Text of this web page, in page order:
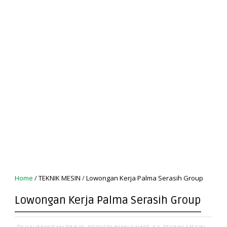
Home /TEKNIK MESIN /Lowongan Kerja Palma Serasih Group
Lowongan Kerja Palma Serasih Group